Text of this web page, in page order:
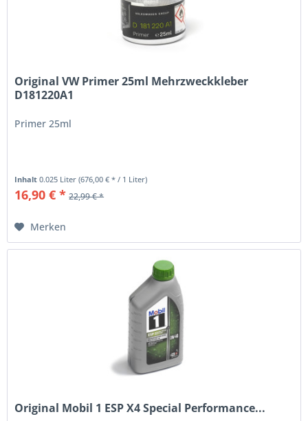
Original VW Primer 25ml Mehrzweckkleber
D181220A1
Primer 25ml
Inhalt0.025 Liter(676,00 € * / 1 Liter)
16,90 € * 22,99 € *
Merken
Original Mobil 1 ESP X4 Special Performance...